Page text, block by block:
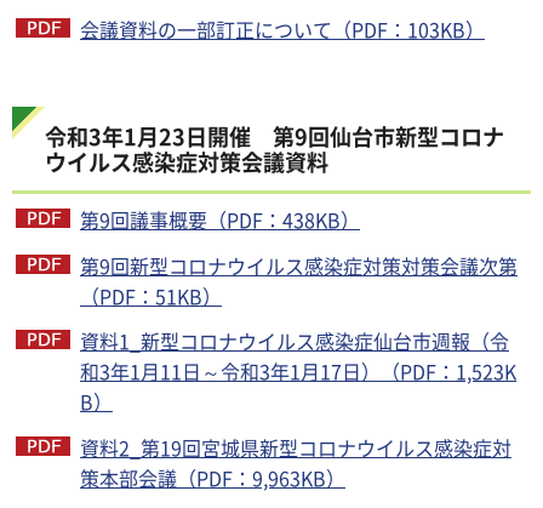
会議資料の一部訂正について（PDF：103KB）
令和3年1月23日開催 第9回仙台市新型コロナ
ウイルス感染症対策会議資料
第9回議事概要（PDF：438KB）
第9回新型コロナウイルス感染症対策対策会議次第
（PDF：51KB）
資料1_新型コロナウイルス感染症仙台市週報（令
和3年1月11日～令和3年1月17日）（PDF：1,523K
B）
資料2_第19回宮城県新型コロナウイルス感染症対
策本部会議（PDF：9,963KB）